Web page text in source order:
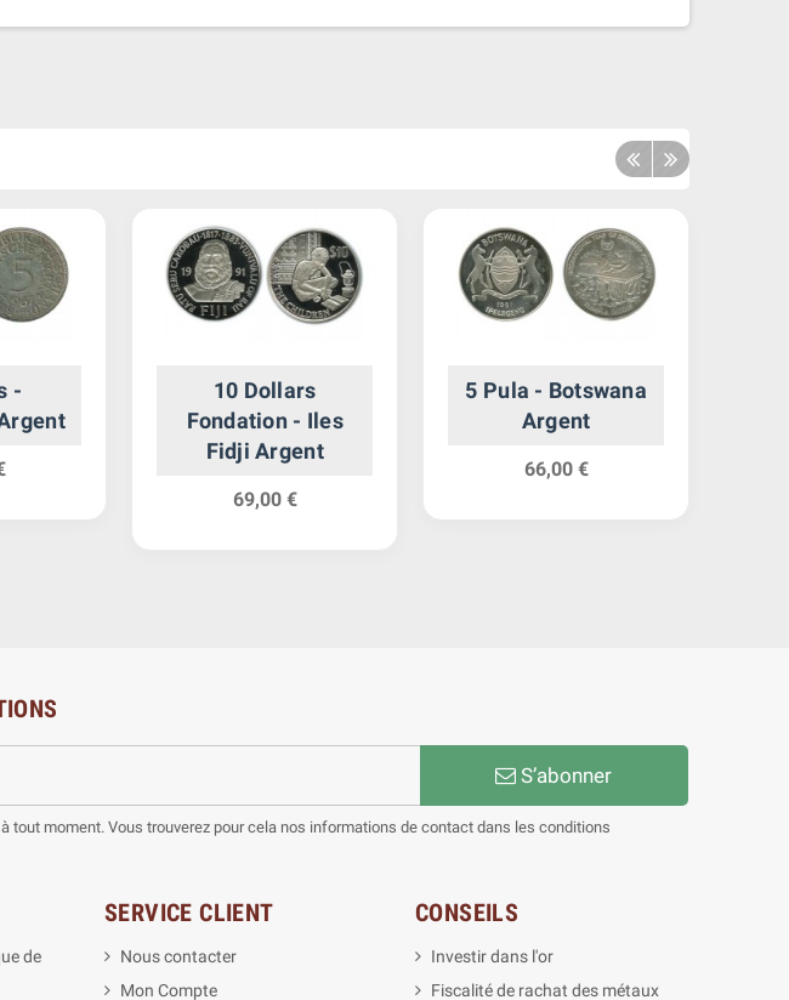
-
10 Dollars
Fondation - Iles
Fidji Argent
69,00 €
5 Pula - Botswana
Argent
66,00 €
S’abonner
tout moment. Vous trouverez pour cela nos informations de contact dans les conditions
de
SERVICE CLIENT
Nous contacter
Mon Compte
CONSEILS
Investir dans l'or
Fiscalité de rachat des métaux